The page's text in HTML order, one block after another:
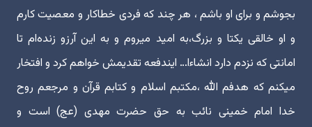
بجوشم و برای او باشم ، هر چند که فردی خطاکار و معصیت کارم
و او خالقی یکتا و بزرگ،به امید میروم و به این آرزو زنده‌ام تا
امانتی که نزدم دارد انشاءا… ایندفعه تقدیمش خواهم کرد و افتخار
میکنم که هدفم الله ،مکتبم اسلام و کتابم قرآن و مرجعم روح
خدا امام خمینی نائب به حق حضرت مهدی (عج) است و